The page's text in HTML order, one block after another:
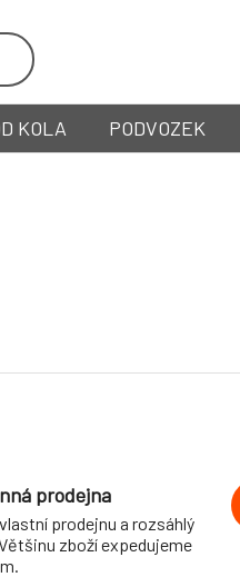
KOLA PODVOZEK
prodejna
prodejnu a rozsáhlý
zboží expedujeme